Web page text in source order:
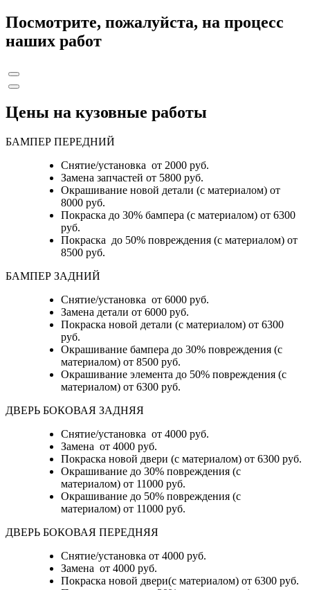
Посмотрите, пожалуйста, на процесс
наших работ
Цены на кузовные работы
БАМПЕР ПЕРЕДНИЙ
Снятие/установка от 2000 руб.
Замена запчастей от 5800 руб.
Окрашивание новой детали (с материалом) от
8000 руб.
Покраска до 30% бампера (с материалом) от 6300
руб.
Покраска до 50% повреждения (с материалом) от
8500 руб.
БАМПЕР ЗАДНИЙ
Снятие/установка от 6000 руб.
Замена детали от 6000 руб.
Покраска новой детали (с материалом) от 6300
руб.
Окрашивание бампера до 30% повреждения (с
материалом) от 8500 руб.
Окрашивание элемента до 50% повреждения (с
материалом) от 6300 руб.
ДВЕРЬ БОКОВАЯ ЗАДНЯЯ
Снятие/установка от 4000 руб.
Замена от 4000 руб.
Покраска новой двери (с материалом) от 6300 руб.
Окрашивание до 30% повреждения (с
материалом) от 11000 руб.
Окрашивание до 50% повреждения (с
материалом) от 11000 руб.
ДВЕРЬ БОКОВАЯ ПЕРЕДНЯЯ
Снятие/установка от 4000 руб.
Замена от 4000 руб.
Покраска новой двери(с материалом) от 6300 руб.